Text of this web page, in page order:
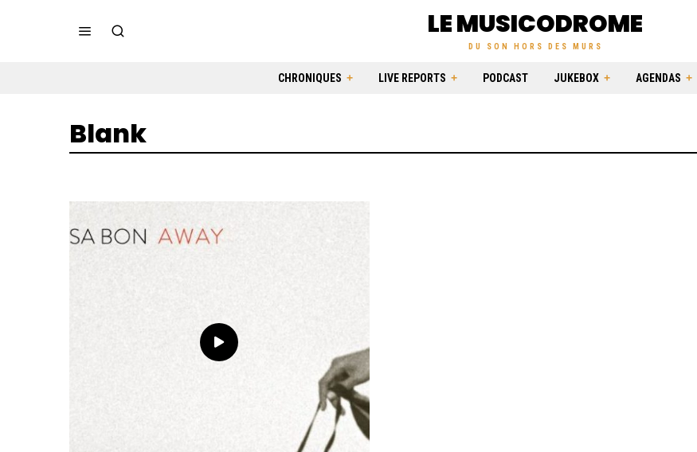
LE MUSICODROME
DU SON HORS DES MURS
CHRONIQUES LIVE REPORTS PODCAST JUKEBOX AGENDAS
Blank